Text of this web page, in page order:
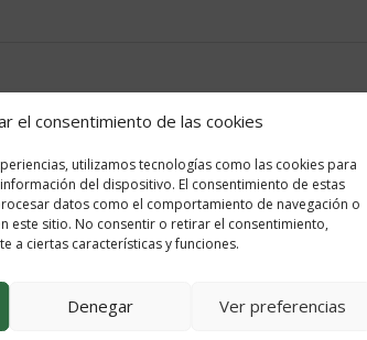
el consentimiento de las cookies
utilizamos tecnologías como las cookies para
del dispositivo. El consentimiento de estas
datos como el comportamiento de navegación o
este sitio. No consentir o retirar el consentimiento,
a ciertas características y funciones.
Denegar Ver preferencias